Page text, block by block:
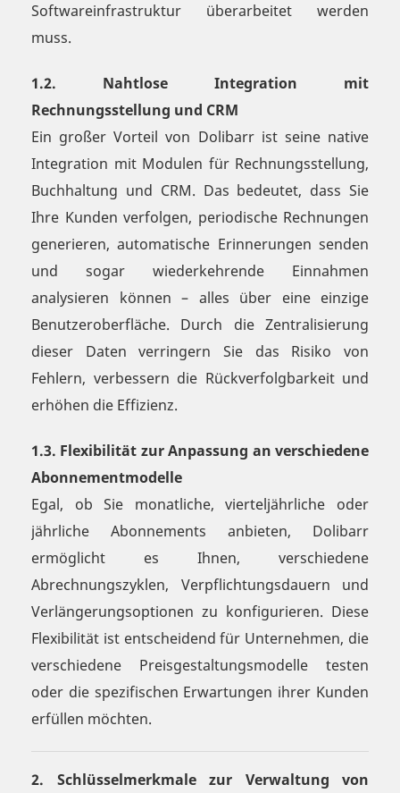
Softwareinfrastruktur überarbeitet werden
muss.
1.2. Nahtlose Integration mit
Rechnungsstellung und CRM
Ein großer Vorteil von Dolibarr ist seine native
Integration mit Modulen für Rechnungsstellung,
Buchhaltung und CRM. Das bedeutet, dass Sie
Ihre Kunden verfolgen, periodische Rechnungen
generieren, automatische Erinnerungen senden
und sogar wiederkehrende Einnahmen
analysieren können – alles über eine einzige
Benutzeroberfläche. Durch die Zentralisierung
dieser Daten verringern Sie das Risiko von
Fehlern, verbessern die Rückverfolgbarkeit und
erhöhen die Effizienz.
1.3. Flexibilität zur Anpassung an verschiedene
Abonnementmodelle
Egal, ob Sie monatliche, vierteljährliche oder
jährliche Abonnements anbieten, Dolibarr
ermöglicht es Ihnen, verschiedene
Abrechnungszyklen, Verpflichtungsdauern und
Verlängerungsoptionen zu konfigurieren. Diese
Flexibilität ist entscheidend für Unternehmen, die
verschiedene Preisgestaltungsmodelle testen
oder die spezifischen Erwartungen ihrer Kunden
erfüllen möchten.
2. Schlüsselmerkmale zur Verwaltung von